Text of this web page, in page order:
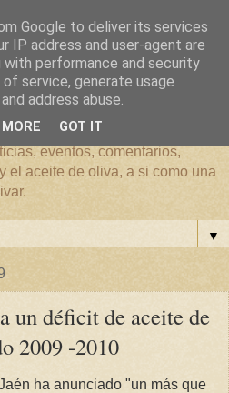
Olivar
eventos, comentarios,
el aceite de oliva, a si como una
▼
un déficit de aceite de
2009 -2010
ha anunciado "un más que
Google to deliver its services
IP address and user-agent are
with performance and security
service, generate usage
address abuse.
GOT IT